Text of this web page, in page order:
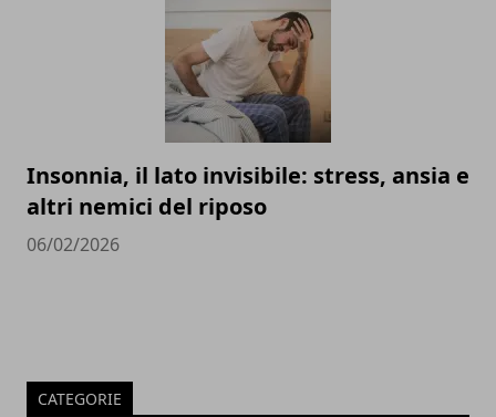
Insonnia, il lato invisibile: stress, ansia e
altri nemici del riposo
06/02/2026
CATEGORIE